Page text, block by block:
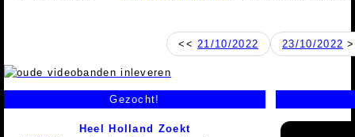
<<21/10/2022 23/10/2022
Gezocht!
Heel Holland Zoekt